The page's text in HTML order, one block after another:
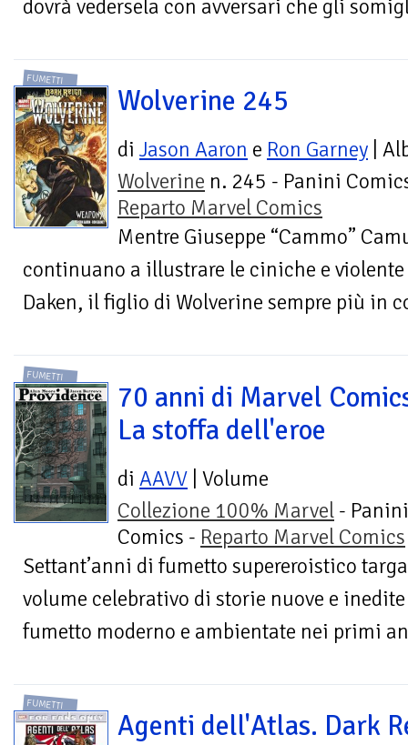
dovrà vedersela con avversari che gli
FUMETTI
Wolverine 245
di Jason Aaron e Ron Garney |
Wolverine n. 245 - Panini
Reparto Marvel Comics
Mentre Giuseppe “Cammo”
continuano a illustrare le ciniche e
Daken, il figlio di Wolverine sempre più in
FUMETTI
70 anni di Marvel
La stoffa dell'eroe
di AAVV | Volume
Collezione 100% Marvel - Panini
Comics - Reparto Marvel Comics
Settant’anni di fumetto supereroistico
volume celebrativo di storie nuove e
fumetto moderno e ambientate nei primi
FUMETTI
Agenti dell'Atlas. Dark